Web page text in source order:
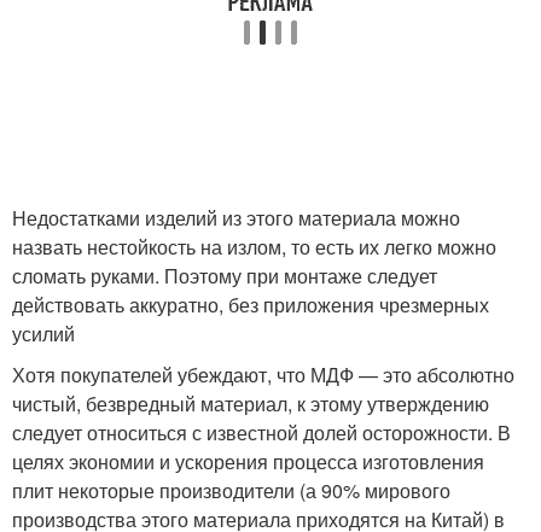
Недостатками изделий из этого материала можно
назвать нестойкость на излом, то есть их легко можно
сломать руками. Поэтому при монтаже следует
действовать аккуратно, без приложения чрезмерных
усилий
Хотя покупателей убеждают, что МДФ — это абсолютно
чистый, безвредный материал, к этому утверждению
следует относиться с известной долей осторожности. В
целях экономии и ускорения процесса изготовления
плит некоторые производители (а 90% мирового
производства этого материала приходятся на Китай) в